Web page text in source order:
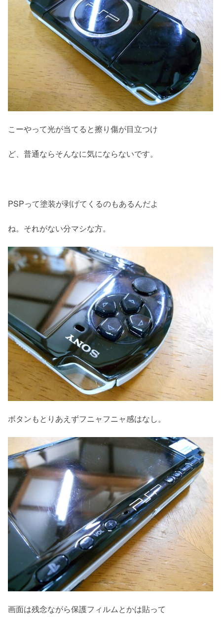
こーやって光が当てると擦り傷が目立つけ
ど、普通ならそんなに気にならないです。
PSPって塗装が剥げてくるのもあるんだよ
ね。それがない分マシな方。
ボタンもとりあえずフニャフニャ感はなし。
画面は残念ながら保護フィルムとかは貼って